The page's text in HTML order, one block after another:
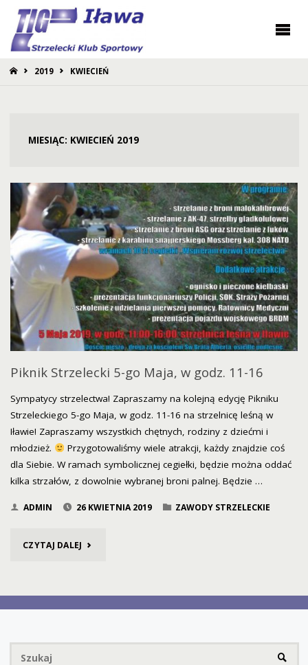
STRONA
2019 KWIECIEŃ
MIESIĄC: KWIECIEŃ 2019
Piknik Strzelecki 5-go Maja, w godz. 11-16
Sympatycy strzelectwa! Zapraszamy na kolejną edycję Pikniku
Strzeleckiego 5-go Maja, w godz. 11-16 na strzelnicę leśną w
Iławie! Zapraszamy wszystkich chętnych, rodziny z dziećmi i
młodzież.
Przygotowaliśmy wiele atrakcji, każdy znajdzie coś
dla Siebie. W ramach symbolicznej cegiełki, będzie można oddać
kilka strzałów, z dowolnie wybranej broni palnej. Będzie …
ADMIN 26 KWIETNIA 2019 ZAWODY STRZELECKIE
CZYTAJ DALEJ "PIKNIK
5-